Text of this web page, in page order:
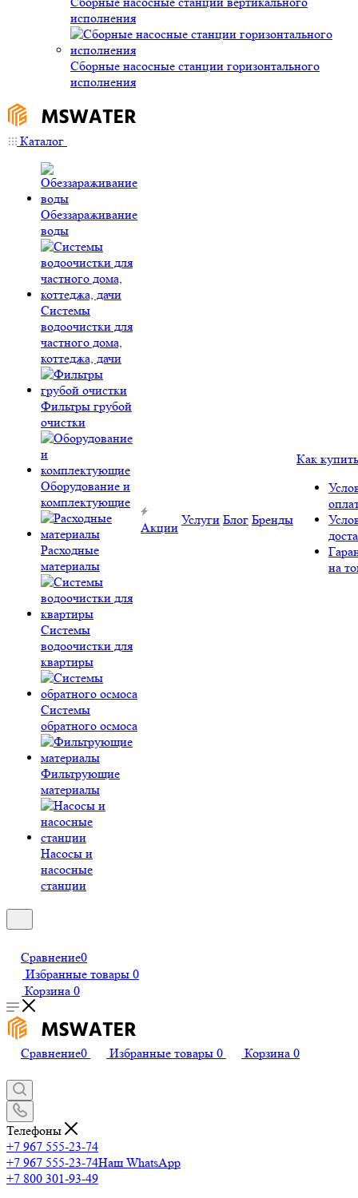
исполнения
Сборные насосные станции горизонтального
исполнения
Каталог
Обеззараживание
воды
Системы
водоочистки для
частного дома,
коттеджа, дачи
Фильтры грубой
очистки
Оборудование и
комплектующие
Расходные
материалы
Системы
водоочистки для
квартиры
Системы
обратного осмоса
Фильтрующие
материалы
Насосы и
насосные
станции
Акции
Услуги Блог Бренды
Как купить
на
Сравнение0
Избранные товары 0
Корзина 0
Сравнение0 Избранные товары 0 Корзина 0
Телефоны
+7 967 555-23-74
+7 967 555-23-74Наш WhatsApp
+7 800 301-93-49